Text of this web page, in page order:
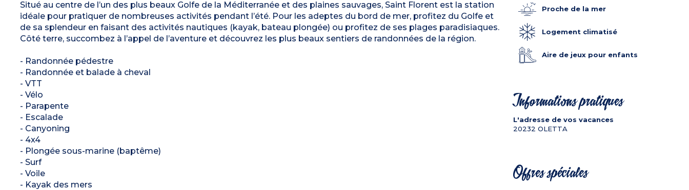
Situé au centre de l’un des plus beaux Golfe de la Méditerranée et des plaines sauvages, Saint Florent est la station
idéale pour pratiquer de nombreuses activités pendant l’été. Pour les adeptes du bord de mer, profitez du Golfe et
de sa splendeur en faisant des activités nautiques (kayak, bateau plongée) ou profitez de ses plages paradisiaques.
Côté terre, succombez à l’appel de l’aventure et découvrez les plus beaux sentiers de randonnées de la région.
- Randonnée pédestre
- Randonnée et balade à cheval
- VTT
- Vélo
- Parapente
- Escalade
- Canyoning
- 4x4
- Plongée sous-marine (baptême)
- Surf
- Voile
- Kayak des mers
Proche de la mer
Logement climatisé
Aire de jeux pour enfants
Informations pratiques
L'adresse de vos vacances
20232 OLETTA
Offres spéciales